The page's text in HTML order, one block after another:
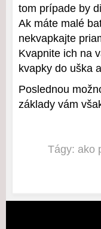
tom prípade by
Ak máte malé
nekvapkajte
Kvapnite ich na
kvapky do uška
Poslednou
základy vám
Tágy: ako